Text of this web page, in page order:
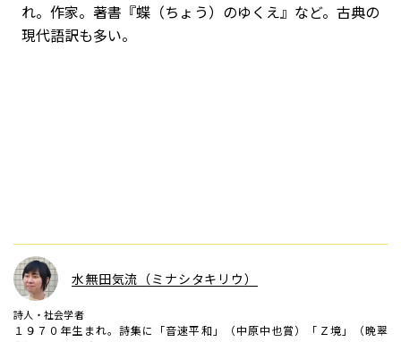
れ。作家。著書『蝶（ちょう）のゆくえ』など。古典の
現代語訳も多い。
水無田気流（ミナシタキリウ）
詩人・社会学者
１９７０年生まれ。詩集に「音速平和」（中原中也賞）「Ｚ境」（晩翠